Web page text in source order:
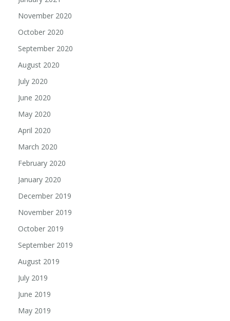
November 2020
October 2020
September 2020
August 2020
July 2020
June 2020
May 2020
April 2020
March 2020
February 2020
January 2020
December 2019
November 2019
October 2019
September 2019
August 2019
July 2019
June 2019
May 2019